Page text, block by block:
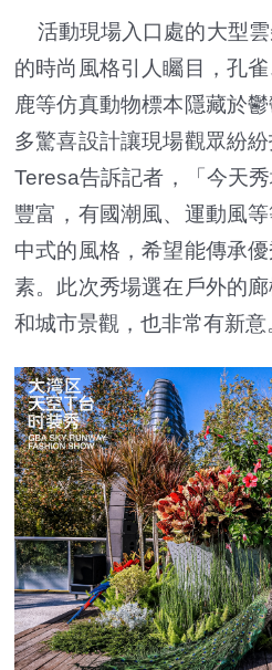
活動現場入口處的大型
的時尚風格引人矚目，孔
鹿等仿真動物標本隱藏於
多驚喜設計讓現場觀眾紛
Teresa告訴記者，「今天
豐富，有國潮風、運動風
中式的風格，希望能傳承
素。此次秀場選在戶外的
和城市景觀，也非常有新意